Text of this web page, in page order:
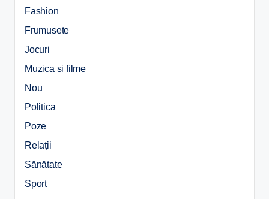
Fashion
Frumusete
Jocuri
Muzica si filme
Nou
Politica
Poze
Relații
Sănătate
Sport